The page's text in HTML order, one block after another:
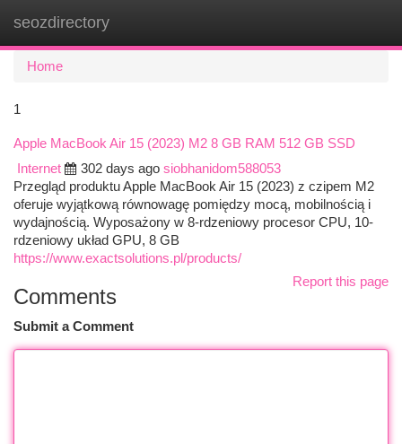
seozdirectory
Home
1
Apple MacBook Air 15 (2023) M2 8 GB RAM 512 GB SSD
Internet
302 days ago siobhanidom588053
Przegląd produktu Apple MacBook Air 15 (2023) z czipem M2
oferuje wyjątkową równowagę pomiędzy mocą, mobilnością i
wydajnością. Wyposażony w 8-rdzeniowy procesor CPU, 10-
rdzeniowy układ GPU, 8 GB
https://www.exactsolutions.pl/products/
Report this page
Comments
Submit a Comment